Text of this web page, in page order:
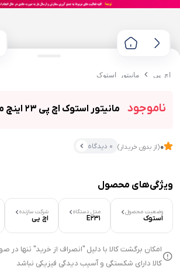
۰ خریدار در ۱ ماه اخیر
اچ پی مانیتور استوک
ناموجود مانیتور استوک اچ پی 23 اینچ مدل E231
0(از بدون خریدار) 0 دیدگاه
ویژگی‌های محصول
وضعیت محصول
استوک
مدل دستگاه
E231
شرکت سازنده
اچ پی
امکان برگشت کالا با دلیل "انصراف از خرید" تنها
کالا دارای شکستگی و آسیب دیدگی فیزیکی نباشد